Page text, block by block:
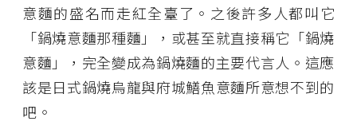
意麵的盛名而走紅全臺了。之後許多人都叫它
「鍋燒意麵那種麵」，或甚至就直接稱它「鍋燒
意麵」，完全變成為鍋燒麵的主要代言人。這應
該是日式鍋燒烏龍與府城鱔魚意麵所意想不到的
吧。